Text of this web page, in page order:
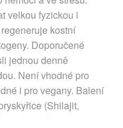
velkou fyzickou i
kostní
Doporučené
jednou denně
Není vhodné pro
i pro vegany. Balení
(Shilajit,